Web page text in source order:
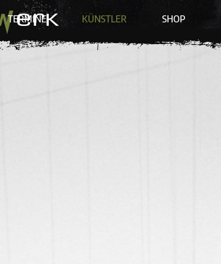
TERMINE KÜNSTLER SHOP